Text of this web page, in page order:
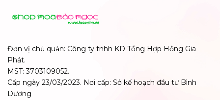
Đơn vị chủ quản: Công ty tnhh KD Tổng Hợp Hồng Gia
Phát.
MST: 3703109052.
Cấp ngày 23/03/2023. Nơi cấp: Sở kế hoạch đầu tư Bình
Dương